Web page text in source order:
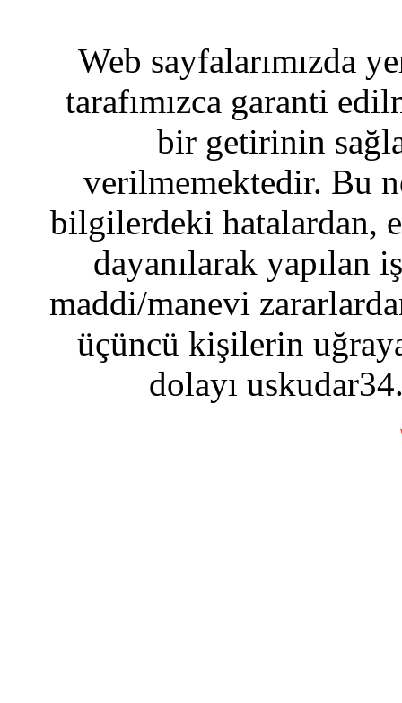
Web sayfalarımızda
tarafımızca garanti
bir getirinin
verilmemektedir. Bu
bilgilerdeki hatalardan,
dayanılarak yapılan
maddi/manevi
üçüncü kişilerin
dolayı